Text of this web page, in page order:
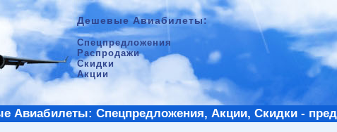
Дешевые Авиабилеты:
Спецпредложения
Распродажи
Скидки
Акции
Авиабилеты: Спецпредложения, Акции, Скидки -